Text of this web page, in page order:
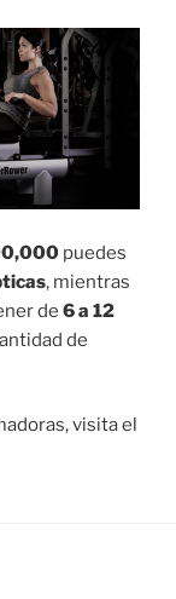
puedes
, mientras
de 6 a 12
de
visita el